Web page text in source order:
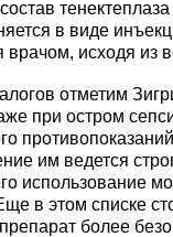
в виде
врачом, исходя из
отметим
при остром
им ведется
использование
в этом списке
более